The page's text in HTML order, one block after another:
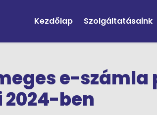
Kezdőlap Szolgáltatásaink
e-számla
ben